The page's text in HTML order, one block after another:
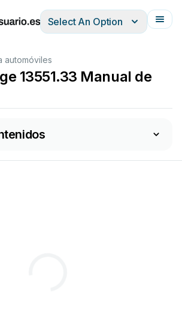
ItalianoFrançais
Select An Option
automóviles
13551.33 Manual de